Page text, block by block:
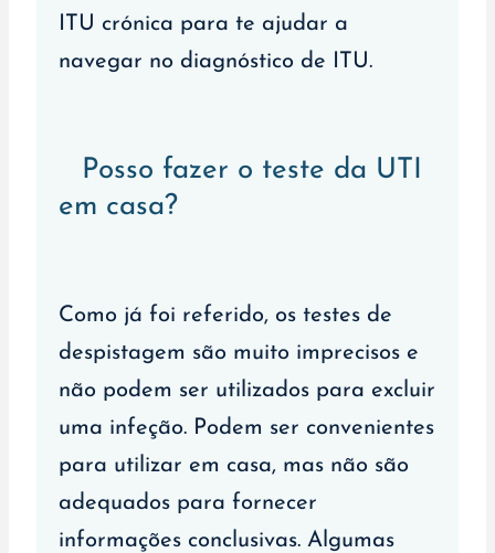
ITU crónica para te ajudar a
navegar no diagnóstico de ITU.
Posso fazer o teste da UTI
em casa?
Como já foi referido, os testes de
despistagem são muito imprecisos e
não podem ser utilizados para excluir
uma infeção. Podem ser convenientes
para utilizar em casa, mas não são
adequados para fornecer
informações conclusivas. Algumas